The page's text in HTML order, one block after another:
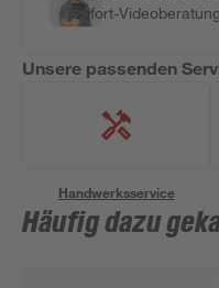
Sofort-
Unsere passenden
Handwerksservice
Häufig dazu